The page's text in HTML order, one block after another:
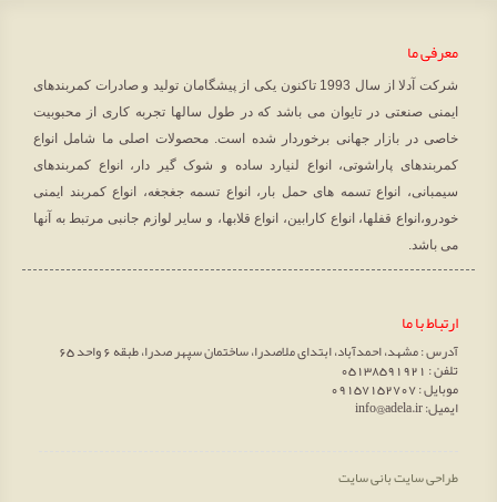
معرفی ما
شرکت آدلا از سال 1993 تاکنون یکی از پیشگامان تولید و صادرات کمربندهای
ایمنی صنعتی در تایوان می باشد که در طول سالها تجربه کاری از محبوبیت
خاصی در بازار جهانی برخوردار شده است. محصولات اصلی ما شامل انواع
کمربندهای پاراشوتی، انواع لنیارد ساده و شوک گیر دار، انواع کمربندهای
سیمبانی، انواع تسمه های حمل بار، انواع تسمه جغجغه، انواع کمربند ایمنی
خودرو،انواع قفلها، انواع کارابین، انواع قلابها، و سایر لوازم جانبی مرتبط به آنها
می باشد.
ارتباط با ما
آدرس : مشهد، احمدآباد، ابتدای ملاصدرا، ساختمان سپهر صدرا، طبقه 6 واحد 65
تلفن : 05138591921
موبایل : 09157152707
ایمیل: info@adela.ir
طراحی سایتبانی سایت